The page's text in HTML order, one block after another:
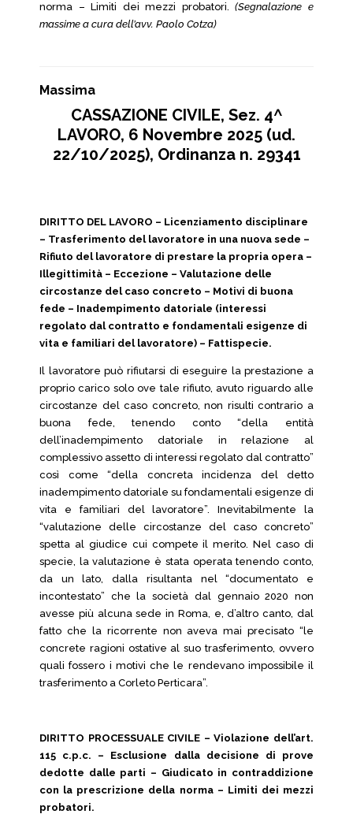
norma – Limiti dei mezzi probatori.(Segnalazione e
massime a cura dell’avv. Paolo Cotza)
Massima
CASSAZIONE CIVILE, Sez. 4^
LAVORO, 6 Novembre 2025 (ud.
22/10/2025), Ordinanza n. 29341
DIRITTO DEL LAVORO – Licenziamento disciplinare
– Trasferimento del lavoratore in una nuova sede –
Rifiuto del lavoratore di prestare la propria opera –
Illegittimità – Eccezione – Valutazione delle
circostanze del caso concreto – Motivi di buona
fede – Inadempimento datoriale (interessi
regolato dal contratto e fondamentali esigenze di
vita e familiari del lavoratore) – Fattispecie.
Il lavoratore può rifiutarsi di eseguire la prestazione a
proprio carico solo ove tale rifiuto, avuto riguardo alle
circostanze del caso concreto, non risulti contrario a
buona fede, tenendo conto “della entità
dell’inadempimento datoriale in relazione al
complessivo assetto di interessi regolato dal contratto”
così come “della concreta incidenza del detto
inadempimento datoriale su fondamentali esigenze di
vita e familiari del lavoratore”. Inevitabilmente la
“valutazione delle circostanze del caso concreto”
spetta al giudice cui compete il merito. Nel caso di
specie, la valutazione è stata operata tenendo conto,
da un lato, dalla risultanta nel “documentato e
incontestato” che la società dal gennaio 2020 non
avesse più alcuna sede in Roma, e, d’altro canto, dal
fatto che la ricorrente non aveva mai precisato “le
concrete ragioni ostative al suo trasferimento, ovvero
quali fossero i motivi che le rendevano impossibile il
trasferimento a Corleto Perticara”.
DIRITTO PROCESSUALE CIVILE – Violazione dell’art.
115 c.p.c. – Esclusione dalla decisione di prove
dedotte dalle parti – Giudicato in contraddizione
con la prescrizione della norma – Limiti dei mezzi
probatori.